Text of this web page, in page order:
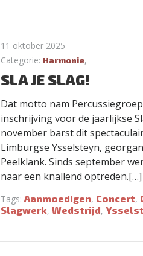
11 oktober 2025
Categorie: Harmonie,
SLA JE SLAG!
Dat motto nam
inschrijving voor de jaarlijkse
november barst dit
Limburgse Ysselsteyn,
Peelklank. Sinds september
naar een knallend optreden.[…]
Tags:Aanmoedigen, Concert,
Slagwerk, Wedstrijd,